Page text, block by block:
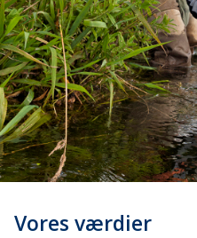
Vores værdier